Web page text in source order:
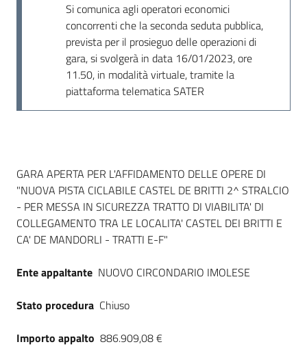
Si comunica agli operatori economici
concorrenti che la seconda seduta pubblica,
prevista per il prosieguo delle operazioni di
gara, si svolgerà in data 16/01/2023, ore
11.50, in modalità virtuale, tramite la
piattaforma telematica SATER
Dati del bando
GARA APERTA PER L'AFFIDAMENTO DELLE OPERE DI
"NUOVA PISTA CICLABILE CASTEL DE BRITTI 2^ STRALCIO
- PER MESSA IN SICUREZZA TRATTO DI VIABILITA' DI
COLLEGAMENTO TRA LE LOCALITA' CASTEL DEI BRITTI E
CA' DE MANDORLI - TRATTI E-F"
Ente appaltante NUOVO CIRCONDARIO IMOLESE
Stato procedura Chiuso
Importo appalto 886.909,08 €